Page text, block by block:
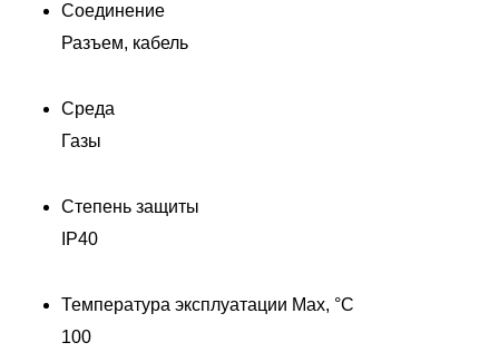
Соединение
Разъем, кабель
Среда
Газы
Степень защиты
IP40
Температура эксплуатации Max, °C
100